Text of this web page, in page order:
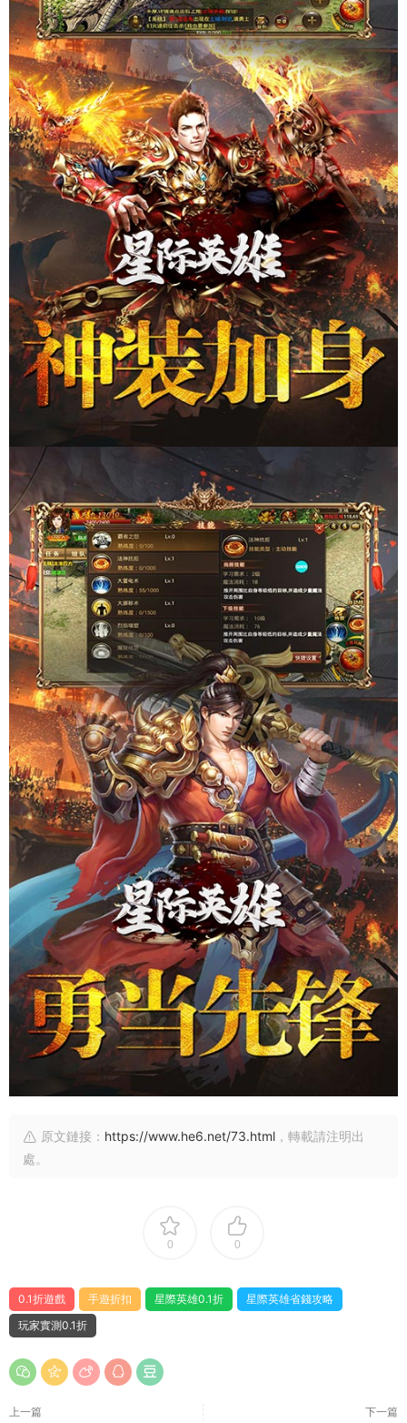
原文鏈接： https://www.he6.net/73.html ，轉載請注明出
處。
0 0
0.1折遊戲 手遊折扣 星際英雄0.1折
星際英雄省錢攻略
玩家實測0.1折
上一篇 下一篇